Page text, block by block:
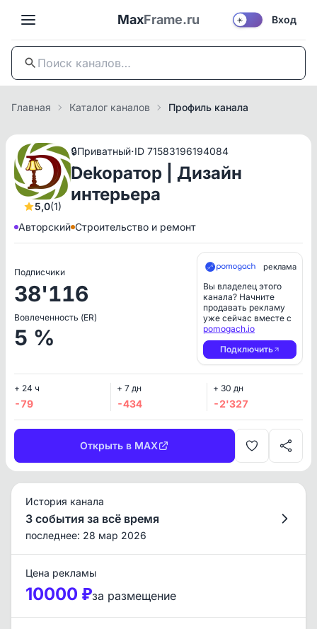
MaxFrame.ru ☀️ Вход
Главная Каталог каналов Профиль канала
5,0(1)
🔒Приватный·ID 71583196194084
Dekoратор | Дизайн
интерьера
Авторский Строительство и ремонт
Подписчики
38'116
Вовлеченность (ER)
5 %
реклама
Вы владелец этого
канала? Начните
продавать рекламу
уже сейчас вместе с
pomogach.io
Подключить
+ 24 ч
-79
+ 7 дн
-434
+ 30 дн
-2'327
Открыть в MAX
История канала
3 события за всё время
последнее: 28 мар 2026
Цена рекламы
10000 ₽за размещение